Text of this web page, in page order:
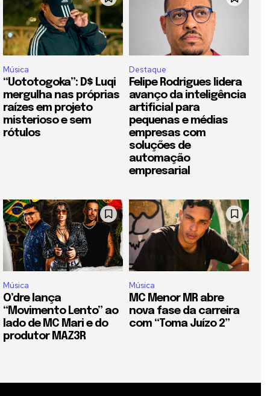
Música
“Uototogoka”: D$ Luqi
mergulha nas próprias
raízes em projeto
misterioso e sem
rótulos
Destaque
Felipe Rodrigues lidera
avanço da inteligência
artificial para
pequenas e médias
empresas com
soluções de
automação
empresarial
Música
O’dre lança
“Movimento Lento” ao
lado de MC Mari e do
produtor MAZ3R
Música
MC Menor MR abre
nova fase da carreira
com “Toma Juízo 2”